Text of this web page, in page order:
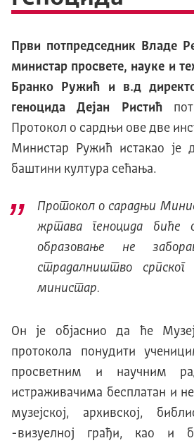
Први потпредседник Владе
министар просвете, науке и
Бранко Ружић и в.д
геноцида Дејан Ристић
Протокол о сардњи ове две
Министар Ружић истакао је
баштини култура сећања.
Протокол о сарадњи
жртава геноцида биће
образовање не
страдалништво српског
министар.
Он је објаснио да ће
протокола понудити
просветним и научним
истраживачима бесплатан и
музејској, архивској,
-визуелној грађи, као и